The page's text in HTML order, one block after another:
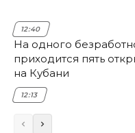
12:40
На одного
приходится пять
на Кубани
12:13